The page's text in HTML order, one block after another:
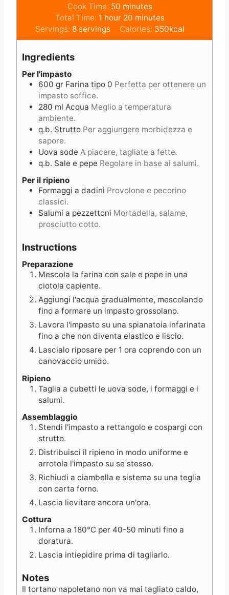
i
n
u
t
Cook Time: 50m
i
n
u
minutes
Total Time: 1 h
o
u
hour 20m
i
n
s
minutes
Servings: 8 servings Calories: 350kcal
Ingredients
Per l'impasto
600 gr Farina tipo 0 Perfetta per ottenere un
impasto soffice.
280 ml Acqua Meglio a temperatura
ambiente.
q.b. Strutto Per aggiungere morbidezza e
sapore.
Uova sode A piacere, tagliate a fette.
q.b. Sale e pepe Regolare in base ai salumi.
Per il ripieno
Formaggi a dadini Provolone e pecorino
classici.
Salumi a pezzettoni Mortadella, salame,
prosciutto cotto.
Instructions
Preparazione
Mescola la farina con sale e pepe in una
ciotola capiente.
Aggiungi l'acqua gradualmente, mescolando
fino a formare un impasto grossolano.
Lavora l'impasto su una spianatoia infarinata
fino a che non diventa elastico e liscio.
Lascialo riposare per 1 ora coprendo con un
canovaccio umido.
Ripieno
Taglia a cubetti le uova sode, i formaggi e i
salumi.
Assemblaggio
Stendi l'impasto a rettangolo e cospargi con
strutto.
Distribuisci il ripieno in modo uniforme e
arrotola l'impasto su se stesso.
Richiudi a ciambella e sistema su una teglia
con carta forno.
Lascia lievitare ancora un'ora.
Cottura
Inforna a 180°C per 40-50 minuti fino a
doratura.
Lascia intiepidire prima di tagliarlo.
Notes
Il tortano napoletano non va mai tagliato caldo,